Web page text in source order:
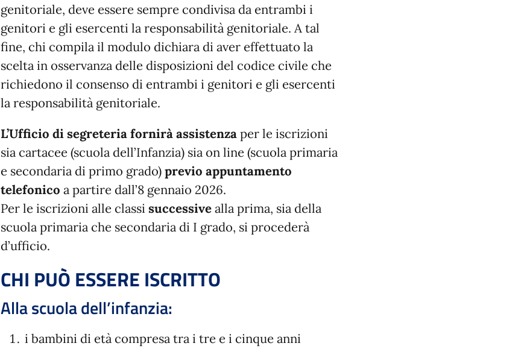
genitoriale, deve essere sempre condivisa da entrambi i
genitori e gli esercenti la responsabilità genitoriale. A tal
fine, chi compila il modulo dichiara di aver effettuato la
scelta in osservanza delle disposizioni del codice civile che
richiedono il consenso di entrambi i genitori e gli esercenti
la responsabilità genitoriale.
L’Ufficio di segreteria fornirà assistenzaper le iscrizioni
sia cartacee (scuola dell’Infanzia) sia on line (scuola primaria
e secondaria di primo grado)previo appuntamento
telefonico a partire dall’8 gennaio 2026.
Per le iscrizioni alle classi successivealla prima, sia della
scuola primaria che secondaria di I grado, si procederà
d’ufficio.
CHI PUÒ ESSERE ISCRITTO
Alla scuola dell’infanzia:
i bambini di età compresa tra i tre e i cinque anni